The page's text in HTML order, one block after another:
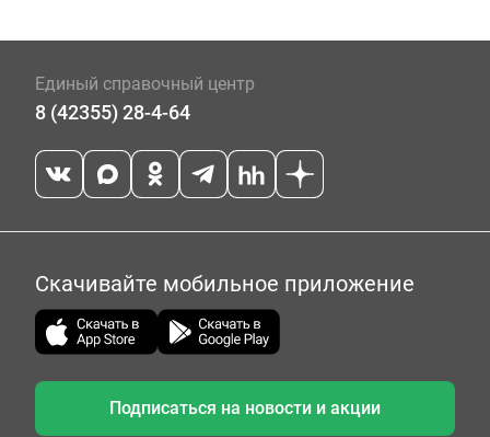
Единый справочный центр
8 (42355) 28-4-64
Скачивайте мобильное приложение
Подписаться на новости и акции